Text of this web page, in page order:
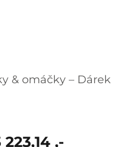
& omáčky – Dárek
223,14 ,-